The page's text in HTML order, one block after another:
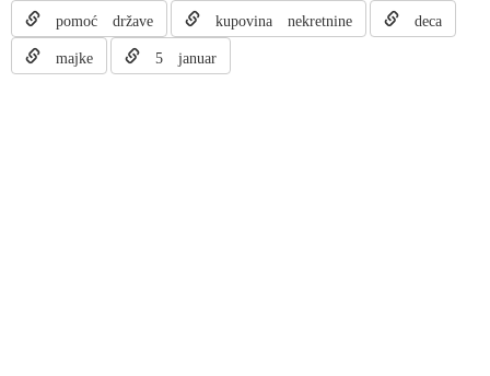
pomoć države kupovina nekretnine deca
majke 5 januar